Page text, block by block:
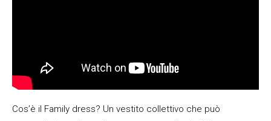
Cos’è il Family dress? Un vestito collettivo che può